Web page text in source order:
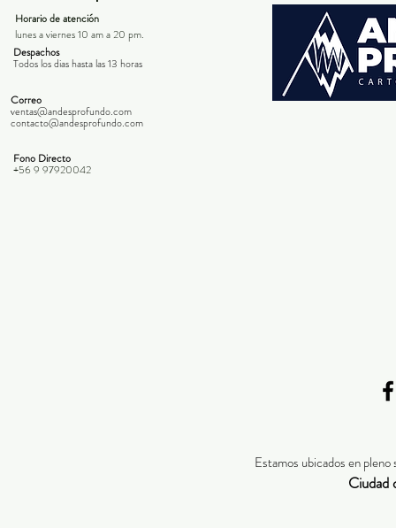
Horario de atención
lunes a viernes 10 am a 20 pm.
Despachos
Todos los dias hasta las 13 horas
Correo
ventas@andesprofundo.com
contacto@andesprofundo.com
Fono Directo
+56 9 97920042
Estamos ubicados en
Ciudad